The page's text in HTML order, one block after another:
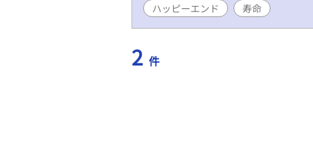
ハッピーエンド
寿命
2 件